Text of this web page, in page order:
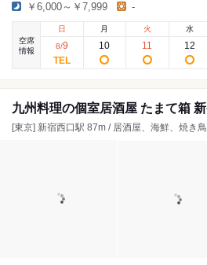
￥6,000～￥7,999 -
空席
情報
日
8/9
月
10
火
11
水
12
九州料理の個室居酒屋 たまて箱
[東京] 新宿西口駅 87m / 居酒屋、海鮮、焼き鳥